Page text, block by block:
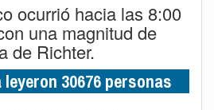
ocurrió hacia las 8:00
una magnitud de
de Richter.
30676 personas